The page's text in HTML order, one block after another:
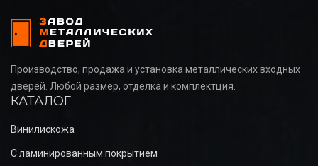
Производство, продажа и установка металлических входных
дверей. Любой размер, отделка и комплектция.
КАТАЛОГ
Винилискожа
С ламинированным покрытием